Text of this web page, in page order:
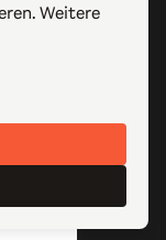
Alle Rechte
Weitere